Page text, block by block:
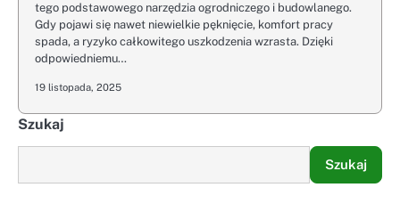
tego podstawowego narzędzia ogrodniczego i budowlanego.
Gdy pojawi się nawet niewielkie pęknięcie, komfort pracy
spada, a ryzyko całkowitego uszkodzenia wzrasta. Dzięki
odpowiedniemu…
19 listopada, 2025
Szukaj
Szukaj